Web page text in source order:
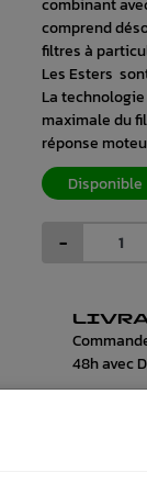
comprend
filtres à
Les Esters
La
maximale du
réponse
Disponible
-
48h avec